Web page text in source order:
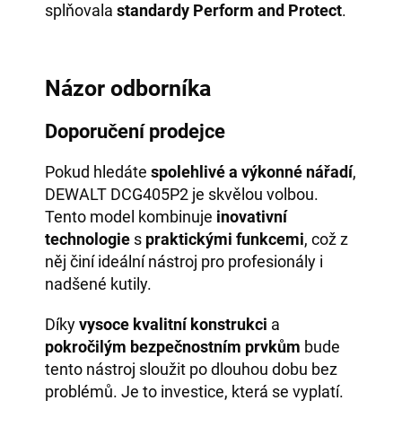
splňovala standardy Perform and Protect.
Názor odborníka
Doporučení prodejce
Pokud hledáte spolehlivé a výkonné nářadí,
DEWALT DCG405P2 je skvělou volbou.
Tento model kombinuje inovativní
technologie s praktickými funkcemi, což z
něj činí ideální nástroj pro profesionály i
nadšené kutily.
Díkyvysoce kvalitní konstrukci a
pokročilým bezpečnostním prvkům bude
tento nástroj sloužit po dlouhou dobu bez
problémů. Je to investice, která se vyplatí.